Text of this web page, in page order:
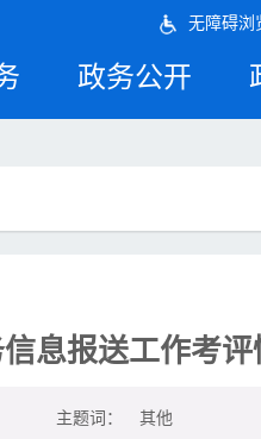
政务公开
无障碍浏
息报送工作考
主题词：
其他